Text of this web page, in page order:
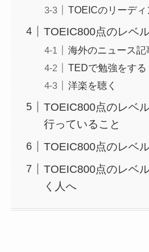
TOEICのリーディ
TOEIC800点のレベ
海外のニュース記
TEDで勉強をする
洋楽を聴く
TOEIC800点のレベ
行っていること
TOEIC800点のレベ
TOEIC800点のレベ
く人へ